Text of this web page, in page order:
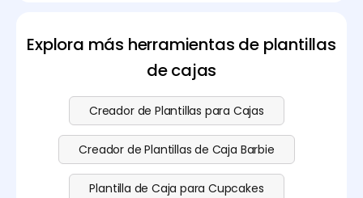
favor visita nuestra página de
para consultar
nuestro plan de suscripción.
Explora más herramientas de plantillas
de cajas
Creador de Plantillas para Cajas
Creador de Plantillas de Caja Barbie
Plantilla de Caja para Cupcakes